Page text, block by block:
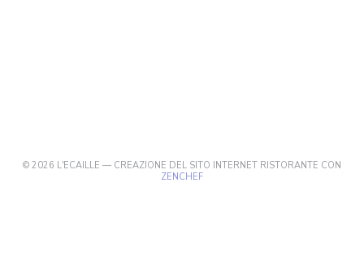
© 2026 L'ECAILLE — CREAZIONE DEL SITO INTERNET RISTORANTE CON
ZENCHEF((APRE UNA NUOVA FINESTRA))